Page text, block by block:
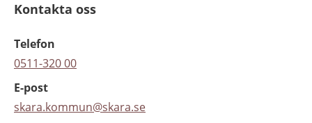
Kontakta oss
Telefon
0511-320 00
E-post
skara.kommun@skara.se